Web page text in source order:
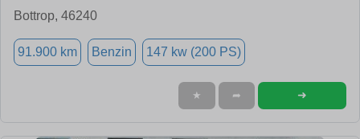
Bottrop, 46240
91.900 km Benzin 147 kw (200 PS)
★ ➦ ➜